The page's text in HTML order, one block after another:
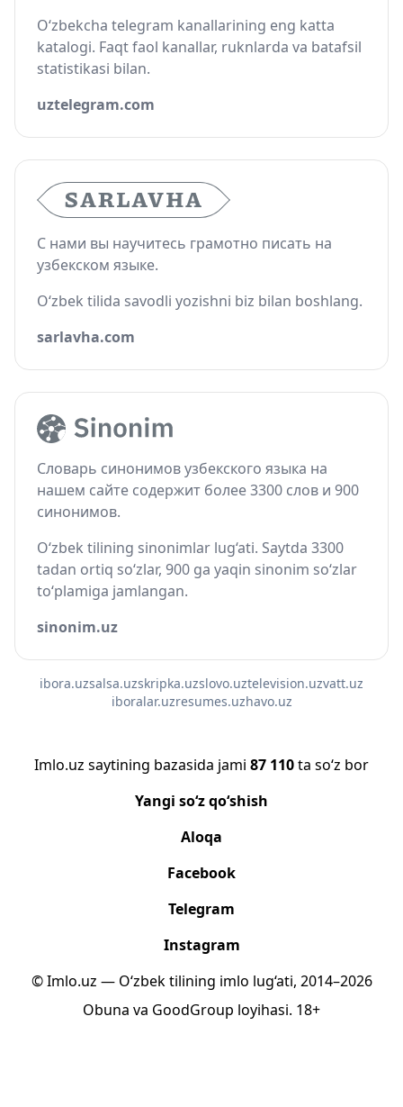
O‘zbekcha telegram kanallarining eng katta
katalogi. Faqt faol kanallar, ruknlarda va batafsil
statistikasi bilan.
uztelegram.com
С нами вы научитесь грамотно писать на
узбекском языке.
O‘zbek tilida savodli yozishni biz bilan boshlang.
sarlavha.com
Словарь синонимов узбекского языка на
нашем сайте содержит более 3300 слов и 900
синонимов.
O‘zbek tilining sinonimlar lug‘ati. Saytda 3300
tadan ortiq so‘zlar, 900 ga yaqin sinonim so‘zlar
to‘plamiga jamlangan.
sinonim.uz
ibora.uzsalsa.uzskripka.uzslovo.uztelevision.uzvatt.uz
iboralar.uzresumes.uzhavo.uz
Imlo.uz saytining bazasida jami 87 110ta so‘z bor
Yangi so‘z qo‘shish
Aloqa
Facebook
Telegram
Instagram
© Imlo.uz — O‘zbek tilining imlo lug‘ati, 2014–2026
Obuna va GoodGroup loyihasi. 18+